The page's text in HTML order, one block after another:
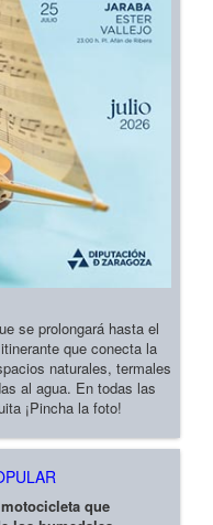
se prolongará hasta el
que conecta la
naturales, termales
al agua. En todas las
¡Pincha la foto!
que